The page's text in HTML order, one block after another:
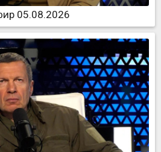
05.08.2026